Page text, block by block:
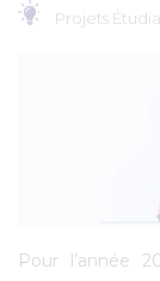
Projets
Pour l’année